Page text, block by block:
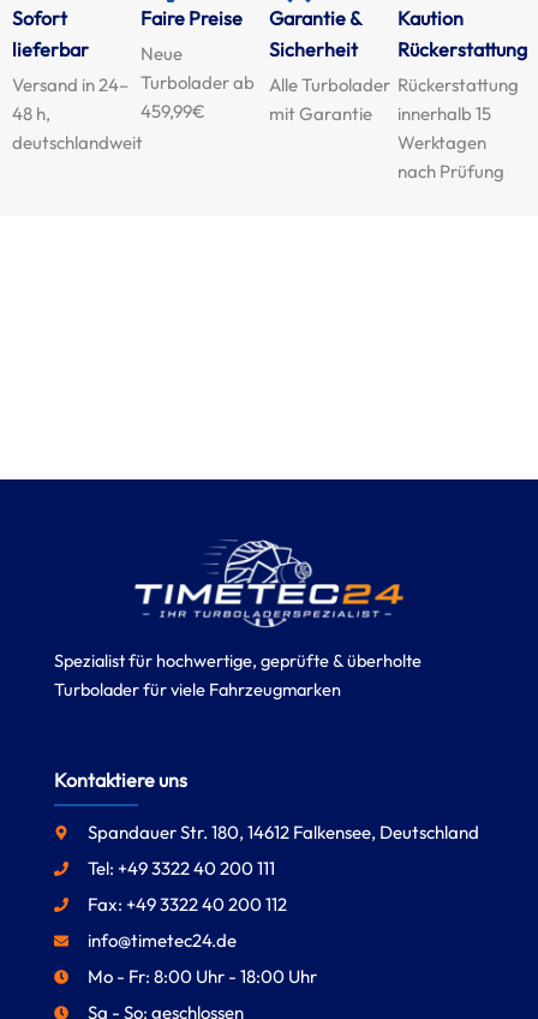
Sofort
lieferbar
Versand in 24–
48 h,
deutschlandweit
Faire Preise
Neue
Turbolader ab
459,99€
Garantie &
Sicherheit
Alle Turbolader
mit Garantie
Kaution
Rückerstattung
Rückerstattung
innerhalb 15
Werktagen
nach Prüfung
Spezialist für hochwertige, geprüfte & überholte
Turbolader für viele Fahrzeugmarken
Kontaktiere uns
Spandauer Str. 180, 14612 Falkensee, Deutschland
Tel: +49 3322 40 200 111
Fax: +49 3322 40 200 112
info@timetec24.de
Mo - Fr: 8:00 Uhr - 18:00 Uhr
Sa - So: geschlossen